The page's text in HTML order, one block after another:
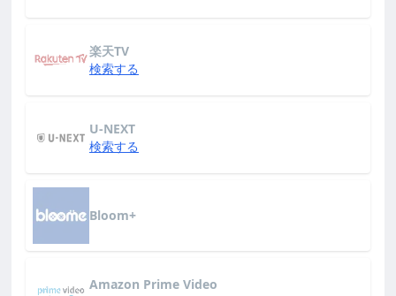
楽天TV
検索する
U-NEXT
検索する
Bloom+
Amazon Prime Video